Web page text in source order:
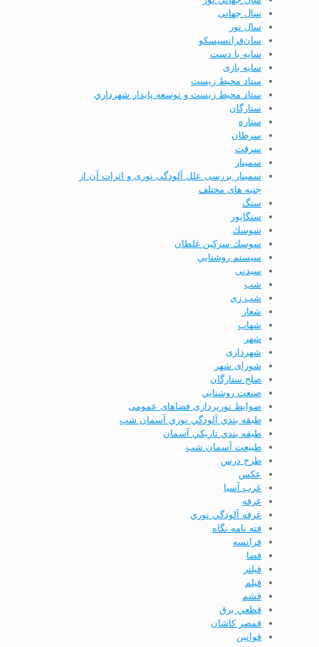
سال جهانی
سال نور
سان‌فرانسیسکو
سایه با دست
سایه بازی
ستاد محيط زيست
ستاد محيط زيست و توسعه پايدار شهرداري
ستارگان
ستاره
سرطان
سرقت
سمینار
سمینار بررسی علل آلودگی نوری و اثرات آن از
جنبه­ های مختلف
سنگ
سنگاپور
سوسك
سوسك سركين غلطان
سيستم روشنايي
سیدنی
شب
شب زی
شعار
شهاب
شهر
شهرداری
شورای شهر
صلح ستارگان
صنعت روشنايي
ضوابط نورپردازی فضاهای عمومی
طبقه بندي آلودگي نوري آسمان شب
طبقه بندي تاريكي آسمان
طبیعت آسمان شب
طرح درس
عكس
غرب آسیا
غرفه
غرفه آلودگي نوري
فته نامه نگاه
فرانسه
فضا
فيلتر
فیلم
قشم
قطعي برق
قمصر كاشان
قوانين